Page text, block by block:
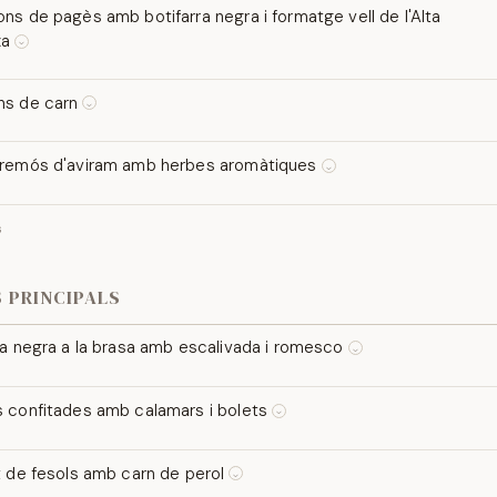
de pagès amb botifarra negra i formatge vell de l'Alta
⌵
i ceba amb formatge curat.
LLETde carn ⌵
LLET d'aviram amb herbes aromàtiques ⌵
PRINCIPALS
negra a la brasa amb escalivada i romesco ⌵
confitades amb calamars i bolets ⌵
ceba i acabat amb un allioli de mel.
de fesols amb carn de perol ⌵